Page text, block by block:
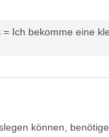
Ich bekomme eine
können,